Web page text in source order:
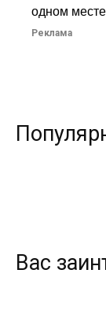
одном месте
Реклама
Вас